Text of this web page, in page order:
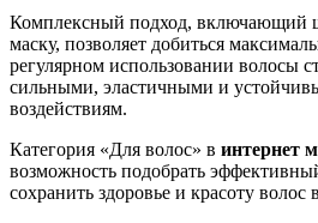
Комплексный подход, включающий
маску, позволяет добиться
регулярном использовании волосы
сильными, эластичными и
воздействиям.
Категория «Для волос» в интернет
возможность подобрать
сохранить здоровье и красоту